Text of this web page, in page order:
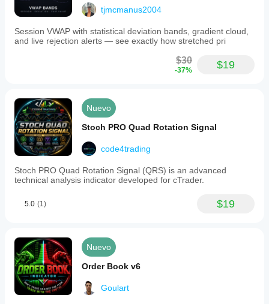
tjmcmanus2004
Session VWAP with statistical deviation bands, gradient cloud,
and live rejection alerts — see exactly how stretched pri
$30
-37% $19
Nuevo
Stoch PRO Quad Rotation Signal
code4trading
Stoc​h PRO Quad Rotation Signal (QRS) is an advanced
technical analysis indicator developed for cTrader.
5.0 (1) $19
Nuevo
Order Book v6
Goulart